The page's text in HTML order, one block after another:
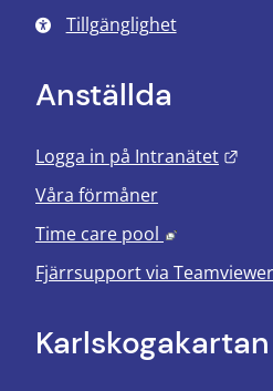
Tillgänglighet
Anställda
Logga in på Intranätet
Våra förmåner
Time care pool
Länk till
Fjärrsupport via Teamviewer
Karlskoga­kartan